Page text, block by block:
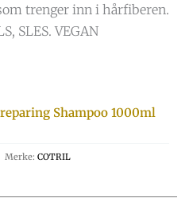
trenger inn i hårfiberen.
SLES. VEGAN
Shampoo 1000ml
Merke: COTRIL